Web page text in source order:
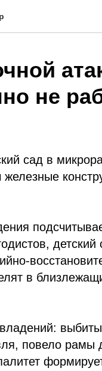
не
сад в
детский
в
повело рамы